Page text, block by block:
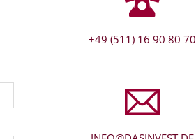
+49 (511) 16 90 80 70